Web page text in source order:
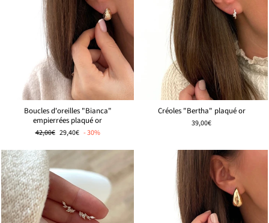
Boucles d'oreilles "Bianca"
empierrées plaqué or
Prix
42,00€ 🌸
DOUX
29,40€ - 30%
Créoles "Bertha" plaqué or
39,00€